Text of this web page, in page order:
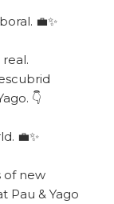
💼✨
👇
💼✨
of new
Pau & Yago